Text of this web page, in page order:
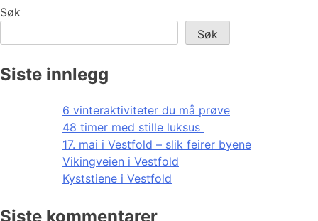
Søk
Søk
Siste innlegg
6 vinteraktiviteter du må prøve
48 timer med stille luksus
17. mai i Vestfold – slik feirer byene
Vikingveien i Vestfold
Kyststiene i Vestfold
Siste kommentarer